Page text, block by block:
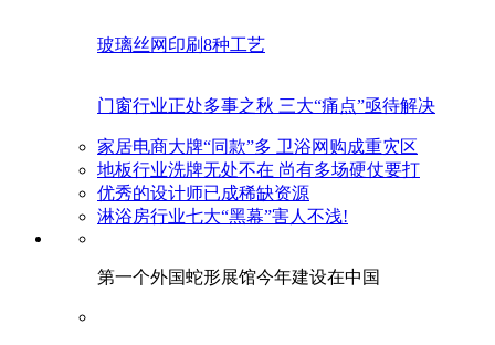
玻璃丝网印刷8种工艺
门窗行业正处多事之秋 三大“痛点”亟待解决
家居电商大牌“同款”多 卫浴网购成重灾区
地板行业洗牌无处不在 尚有多场硬仗要打
优秀的设计师已成稀缺资源
淋浴房行业七大“黑幕”害人不浅!
第一个外国蛇形展馆今年建设在中国